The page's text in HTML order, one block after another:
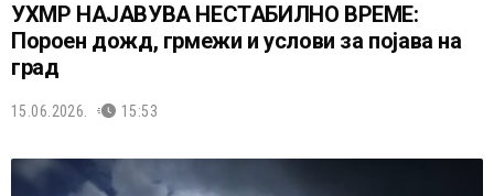
УХМР НАЈАВУВА НЕСТАБИЛНО ВРЕМЕ:
Пороен дожд, грмежи и услови за појава на
град
15.06.2026. 15:53